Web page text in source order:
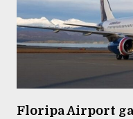
Floripa Airport